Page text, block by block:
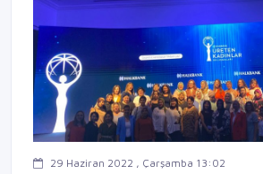
29 Haziran 2022 , Çarşamba 13:02